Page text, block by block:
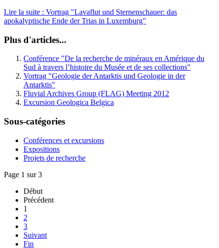
Lire la suite : Vortrag "Lavaflut und Sternenschauer: das
apokalyptische Ende der Trias in Luxemburg"
Plus d'articles...
Conférence "De la recherche de minéraux en Amérique du
Sud à travers l’histoire du Musée et de ses collections"
Vortrag "Geologie der Antarktis und Geologie in der
Antarktis"
Fluvial Archives Group (FLAG) Meeting 2012
Excursion Geologica Belgica
Sous-catégories
Conférences et excursions
Expositions
Projets de recherche
Page 1 sur 3
Début
Précédent
1
2
3
Suivant
Fin